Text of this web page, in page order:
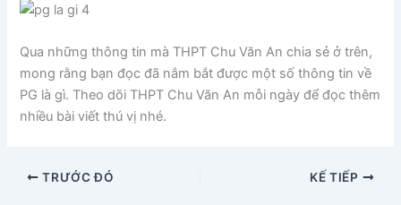
Qua những thông tin mà THPT Chu Văn An chia sẻ ở trên,
mong rằng bạn đọc đã nắm bắt được một số thông tin về
PG là gì. Theo dõi THPT Chu Văn An mỗi ngày để đọc thêm
nhiều bài viết thú vị nhé.
TRƯỚC ĐÓ KẾ TIẾP